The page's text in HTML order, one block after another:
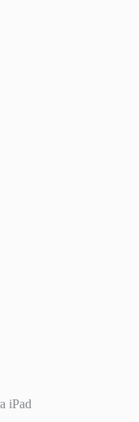
iPad